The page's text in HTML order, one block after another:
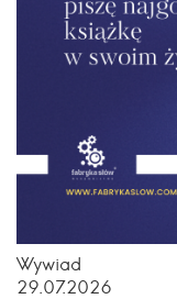
Wywiad
29.07.2026